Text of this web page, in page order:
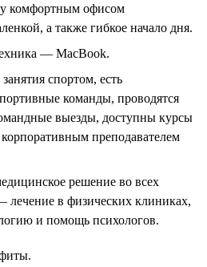
комфортным офисом
а также гибкое начало дня.
— MacBook.
спортом, есть
команды, проводятся
выезды, доступны курсы
преподавателем
решение во всех
лечение в физических клиниках,
и помощь психологов.